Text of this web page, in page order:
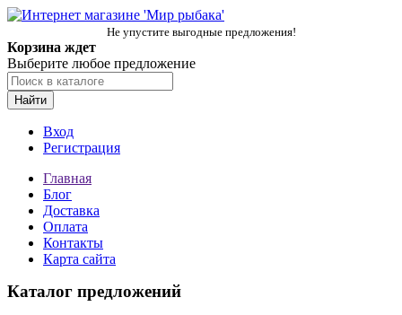
Не упустите выгодные предложения!
Корзина ждет
Выберите любое предложение
Найти
Вход
Регистрация
Главная
Блог
Доставка
Оплата
Контакты
Карта сайта
Каталог предложений